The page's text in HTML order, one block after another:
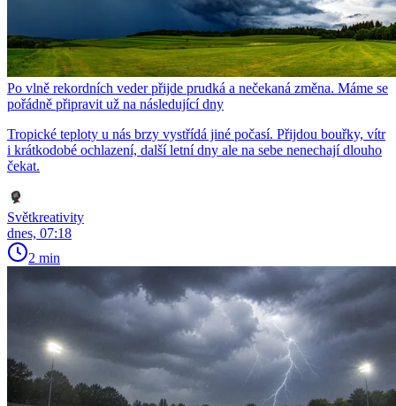
Po vlně rekordních veder přijde prudká a nečekaná změna. Máme se
pořádně připravit už na následující dny
Tropické teploty u nás brzy vystřídá jiné počasí. Přijdou bouřky, vítr
i krátkodobé ochlazení, další letní dny ale na sebe nenechají dlouho
čekat.
Světkreativity
dnes, 07:18
2 min